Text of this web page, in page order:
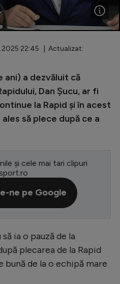
22:45 | Actualizat:
ani) a dezvăluit că
Dan Șucu, ar fi
la Rapid și în acest
să plece după ce a
și cele mai tari clipuri
ne pe Google
ia o pauză de la
plecarea de la Rapid
de la o echipă mare